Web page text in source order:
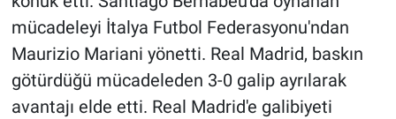
mücadeleyi İtalya Futbol Federasyonu'ndan
Maurizio Mariani yönetti. Real Madrid, baskın
götürdüğü mücadeleden 3-0 galip ayrılarak
avantajı elde etti. Real Madrid'e galibiyeti
Kimdir
Koronavirüs